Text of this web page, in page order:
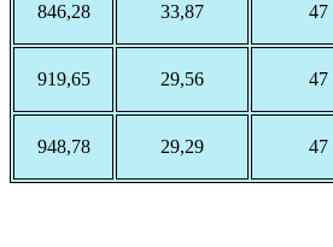
846,28 33,87 47
919,65 29,56 47
948,78 29,29 47